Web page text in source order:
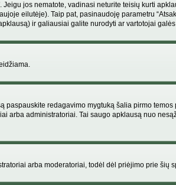
jos nematote, vadinasi neturite teisių kurti
eilutėje). Taip pat, pasinaudoję parametru
ir galiausiai galite nurodyti ar vartotojai
redagavimo mygtuką šalia pirmo
arba administratoriai. Tai saugo apklausą nuo
arba moderatoriai, todėl dėl priėjimo prie šių